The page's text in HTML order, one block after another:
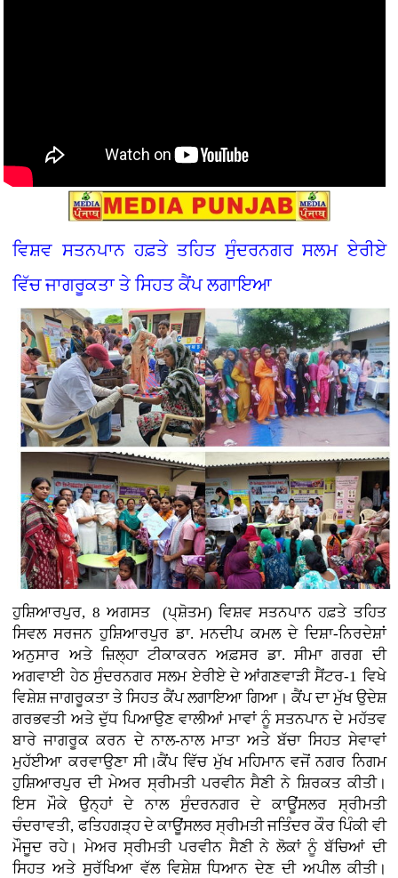
ਵਿਸ਼ਵ ਸਤਨਪਾਨ ਹਫ਼ਤੇ ਤਹਿਤ ਸੁੰਦਰਨਗਰ ਸਲਮ ਏਰੀਏ
ਵਿੱਚ ਜਾਗਰੂਕਤਾ ਤੇ ਸਿਹਤ ਕੈਂਪ ਲਗਾਇਆ
ਹੁਸ਼ਿਆਰਪੁਰ, 8 ਅਗਸਤ (ਪ੍ਸ਼ੋਤਮ) ਵਿਸ਼ਵ ਸਤਨਪਾਨ ਹਫ਼ਤੇ ਤਹਿਤ
ਸਿਵਲ ਸਰਜਨ ਹੁਸ਼ਿਆਰਪੁਰ ਡਾ. ਮਨਦੀਪ ਕਮਲ ਦੇ ਦਿਸ਼ਾ-ਨਿਰਦੇਸ਼ਾਂ
ਅਨੁਸਾਰ ਅਤੇ ਜ਼ਿਲ੍ਹਾ ਟੀਕਾਕਰਨ ਅਫ਼ਸਰ ਡਾ. ਸੀਮਾ ਗਰਗ ਦੀ
ਅਗਵਾਈ ਹੇਠ ਸੁੰਦਰਨਗਰ ਸਲਮ ਏਰੀਏ ਦੇ ਆਂਗਣਵਾੜੀ ਸੈਂਟਰ-1 ਵਿਖੇ
ਵਿਸ਼ੇਸ਼ ਜਾਗਰੂਕਤਾ ਤੇ ਸਿਹਤ ਕੈਂਪ ਲਗਾਇਆ ਗਿਆ। ਕੈਂਪ ਦਾ ਮੁੱਖ ਉਦੇਸ਼
ਗਰਭਵਤੀ ਅਤੇ ਦੁੱਧ ਪਿਆਉਣ ਵਾਲੀਆਂ ਮਾਵਾਂ ਨੂੰ ਸਤਨਪਾਨ ਦੇ ਮਹੱਤਵ
ਬਾਰੇ ਜਾਗਰੂਕ ਕਰਨ ਦੇ ਨਾਲ-ਨਾਲ ਮਾਤਾ ਅਤੇ ਬੱਚਾ ਸਿਹਤ ਸੇਵਾਵਾਂ
ਮੁਹੱਈਆ ਕਰਵਾਉਣਾ ਸੀ।ਕੈਂਪ ਵਿੱਚ ਮੁੱਖ ਮਹਿਮਾਨ ਵਜੋਂ ਨਗਰ ਨਿਗਮ
ਹੁਸ਼ਿਆਰਪੁਰ ਦੀ ਮੇਅਰ ਸ੍ਰੀਮਤੀ ਪਰਵੀਨ ਸੈਣੀ ਨੇ ਸ਼ਿਰਕਤ ਕੀਤੀ।
ਇਸ ਮੌਕੇ ਉਨ੍ਹਾਂ ਦੇ ਨਾਲ ਸੁੰਦਰਨਗਰ ਦੇ ਕਾਊਂਸਲਰ ਸ੍ਰੀਮਤੀ
ਚੰਦਰਾਵਤੀ, ਫਤਿਹਗੜ੍ਹ ਦੇ ਕਾਊਂਸਲਰ ਸ੍ਰੀਮਤੀ ਜਤਿੰਦਰ ਕੌਰ ਪਿੰਕੀ ਵੀ
ਮੌਜੂਦ ਰਹੇ। ਮੇਅਰ ਸ੍ਰੀਮਤੀ ਪਰਵੀਨ ਸੈਣੀ ਨੇ ਲੋਕਾਂ ਨੂੰ ਬੱਚਿਆਂ ਦੀ
ਸਿਹਤ ਅਤੇ ਸੁਰੱਖਿਆ ਵੱਲ ਵਿਸ਼ੇਸ਼ ਧਿਆਨ ਦੇਣ ਦੀ ਅਪੀਲ ਕੀਤੀ।